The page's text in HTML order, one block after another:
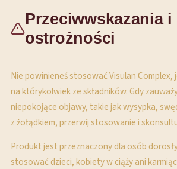
Przeciwwskazania
ostrożności
Nie powinieneś stosować Visulan Complex,
na którykolwiek ze składników. Gdy
niepokojące objawy, takie jak wysypka,
z żołądkiem, przerwij stosowanie i
Produkt jest przeznaczony dla osób
stosować dzieci, kobiety w ciąży ani